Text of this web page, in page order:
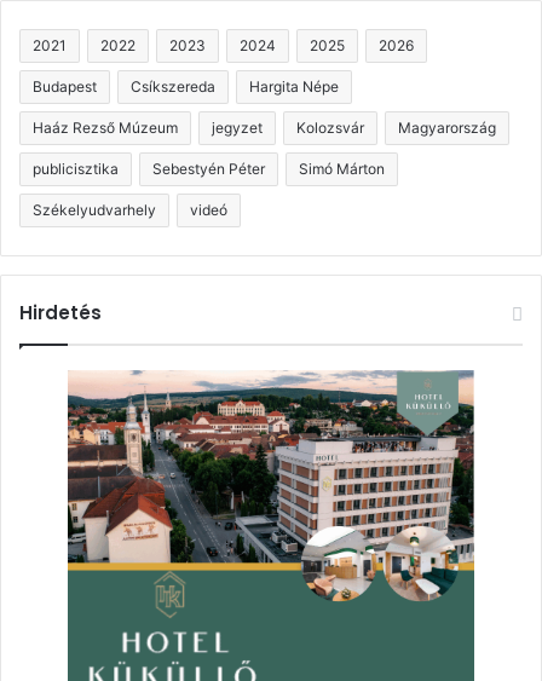
2021 2022 2023 2024 2025 2026
Budapest Csíkszereda Hargita Népe
Haáz Rezső Múzeum jegyzet Kolozsvár Magyarország
publicisztika Sebestyén Péter Simó Márton
Székelyudvarhely videó
Hirdetés